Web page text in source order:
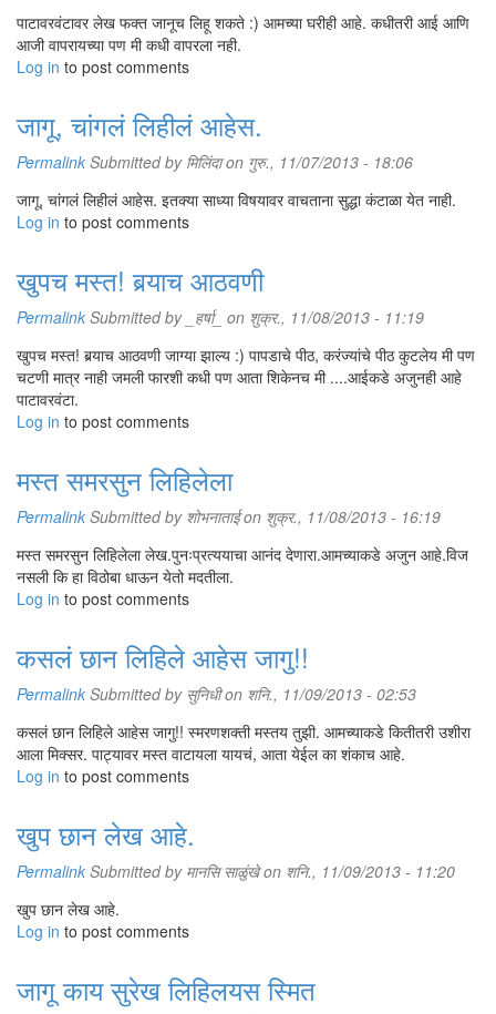
पाटावरवंटावर लेख फक्त जानूच लिहू शकते :) आमच्या घरीही आहे. कधीतरी आई आणि
आजी वापरायच्या पण मी कधी वापरला नही.
Log in to post comments
जागू, चांगलं लिहीलं आहेस.
Permalink Submitted by मिलिंदाon गुरु., 11/07/2013 - 18:06
जागू, चांगलं लिहीलं आहेस. इतक्या साध्या विषयावर वाचताना सुद्धा कंटाळा येत नाही.
Log in to post comments
खुपच मस्त! बर्‍याच आठवणी
Permalink Submitted by _हर्षा_ on शुक्र., 11/08/2013 - 11:19
खुपच मस्त! बर्‍याच आठवणी जाग्या झाल्य :) पापडाचे पीठ, करंज्यांचे पीठ कुटलेय मी पण
चटणी मात्र नाही जमली फारशी कधी पण आता शिकेनच मी ....आईकडे अजुनही आहे
पाटावरवंटा.
Log in to post comments
मस्त समरसुन लिहिलेला
Permalink Submitted by शोभनाताईon शुक्र., 11/08/2013 - 16:19
मस्त समरसुन लिहिलेला लेख.पुनःप्रत्ययाचा आनंद देणारा.आमच्याकडे अजुन आहे.विज
नसली कि हा विठोबा धाऊन येतो मदतीला.
Log in to post comments
कसलं छान लिहिले आहेस जागु!!
Permalink Submitted by सुनिधीon शनि., 11/09/2013 - 02:53
कसलं छान लिहिले आहेस जागु!! स्मरणशक्ती मस्तय तुझी. आमच्याकडे कितीतरी उशीरा
आला मिक्सर. पाट्यावर मस्त वाटायला यायचं, आता येईल का शंकाच आहे.
Log in to post comments
खुप छान लेख आहे.
Permalink Submitted by मानसि साळुंखेon शनि., 11/09/2013 - 11:20
खुप छान लेख आहे.
Log in to post comments
जागू काय सुरेख लिहिलयस स्मित